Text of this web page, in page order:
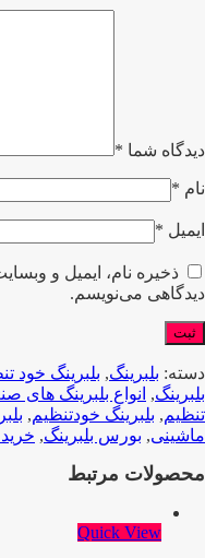
دیدگاه شما *
نام *
ایمیل *
ذخیره نام، ایمیل و
دیدگاهی می‌نویسم.
دسته: بلبرینگ, بلبرینگ خود
بلبرینگ, انواع بلبرینگ های
تنظیم, بلبرینگ خودتنظیم,
ماشینی, بورس بلبرینگ, خرید
محصولات مرتبط
Quick View